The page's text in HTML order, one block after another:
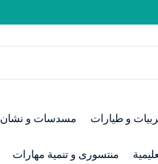
و طيارات مسدسات و نشان
منتسورى و تنمية مهارات